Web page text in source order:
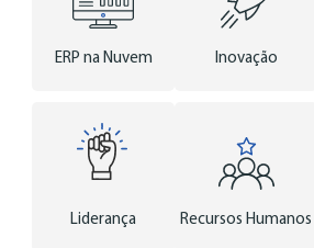
ERP na Nuvem Inovação
Liderança Recursos Humanos